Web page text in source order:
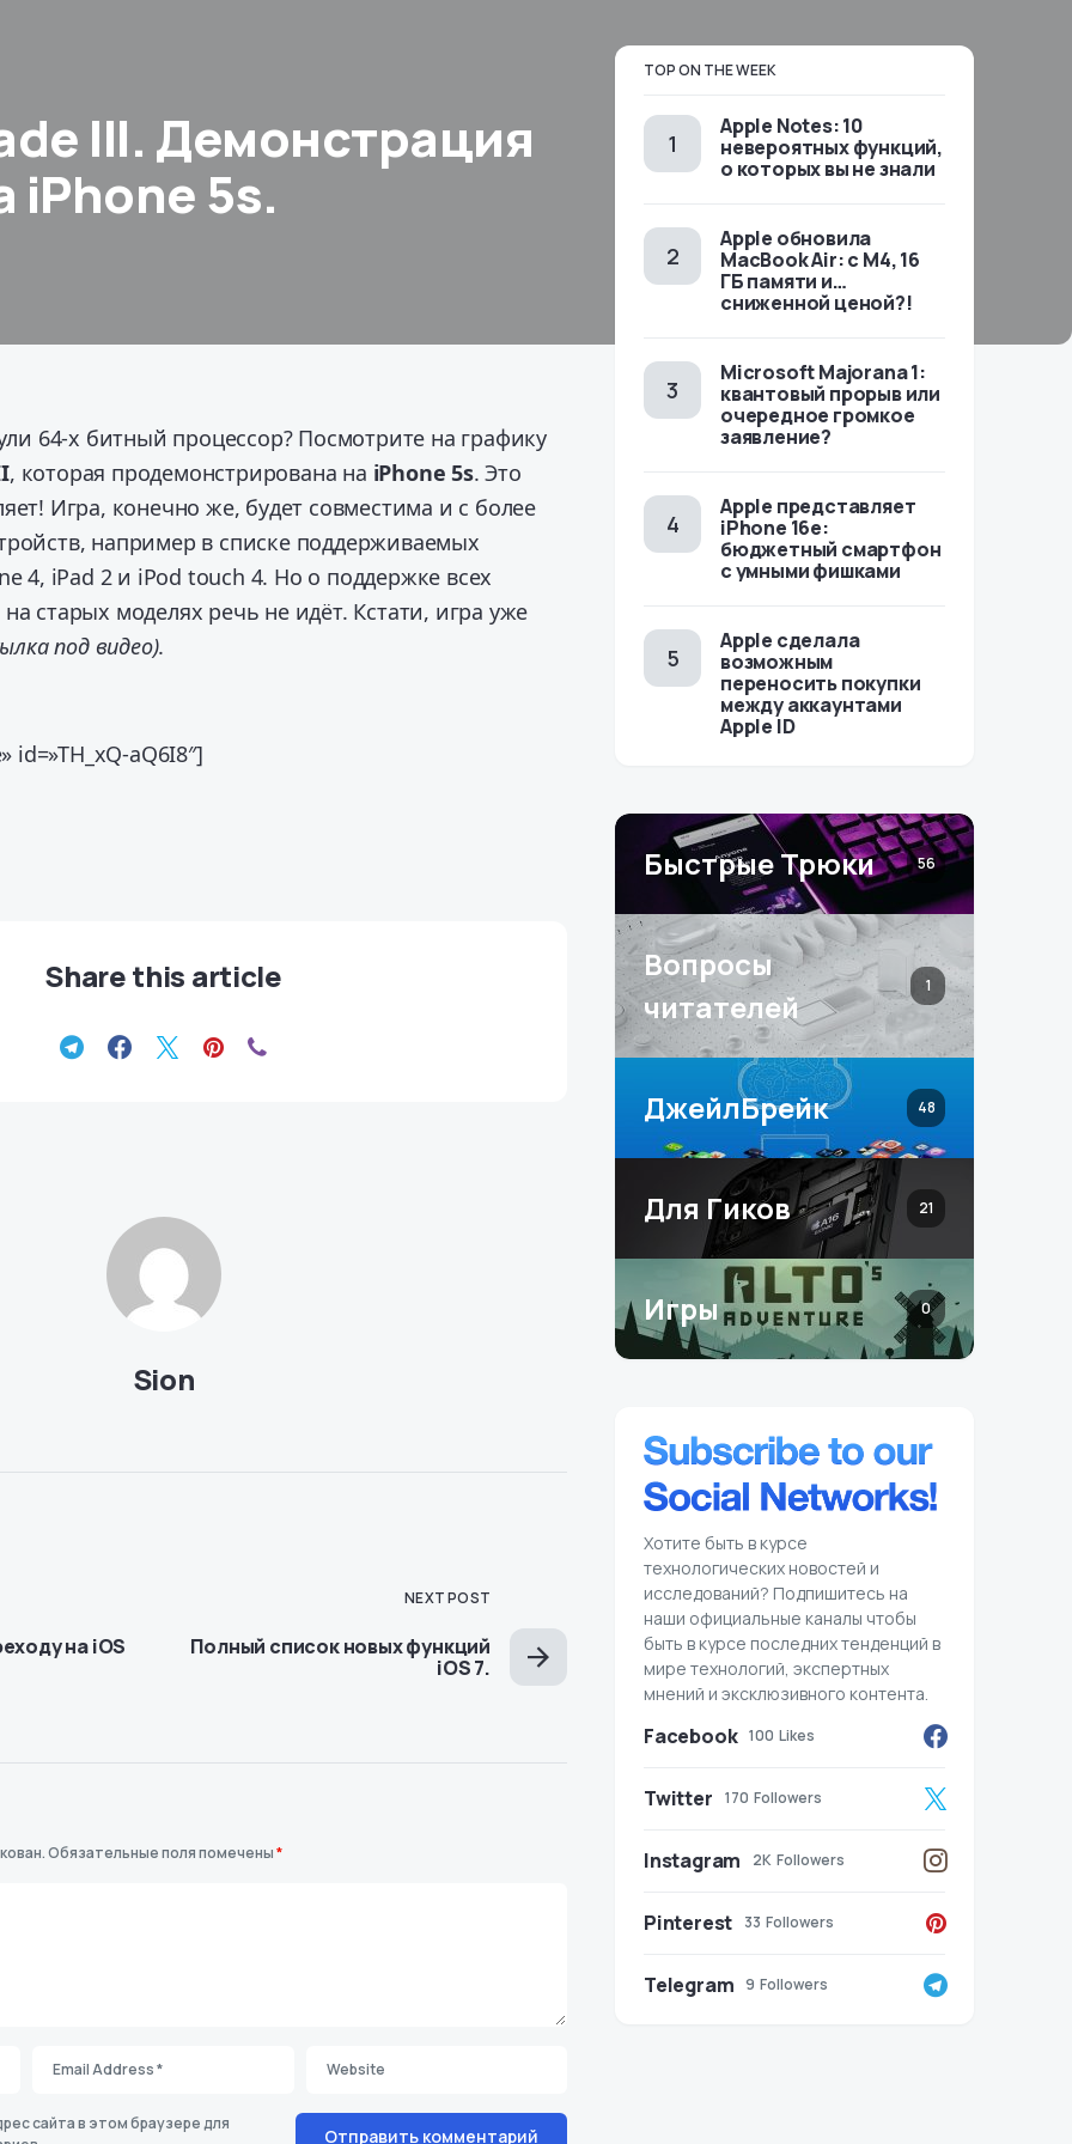
III. Демонстрация
iPhone 5s.
64-x битный процессор? Посмотрите на графику
, которая продемонстрирована на iPhone 5s. Это
Игра, конечно же, будет совместима и с более
например в списке поддерживаемых
4, iPad 2 и iPod touch 4. Но о поддержке всех
старых моделях речь не идёт. Кстати, игра уже
под видео).
id=»TH_xQ-aQ6I8″]
Share this article
Sion
на iOS
NEXT POST
Полный список новых функций
iOS 7.
Обязательные поля помечены*
сайта в этом браузере для
TOP ON THE WEEK
Apple Notes: 10
невероятных функций,
о которых вы не знали
Apple обновила
MacBook Air: с M4, 16
ГБ памяти и…
сниженной ценой?!
Microsoft Majorana 1:
квантовый прорыв или
очередное громкое
заявление?
Apple представляет
iPhone 16e:
бюджетный смартфон
с умными фишками
Apple сделала
возможным
переносить покупки
между аккаунтами
Apple ID
Быстрые Трюки 56
Вопросы
читателей
1
ДжейлБрейк 48
Для Гиков 21
Игры 0
Хотите быть в курсе
технологических новостей и
исследований? Подпишитесь на
наши официальные каналы чтобы
быть в курсе последних тенденций в
мире технологий, экспертных
мнений и эксклюзивного контента.
Facebook 100 Likes
Twitter 170 Followers
Instagram 2K Followers
Pinterest 33 Followers
Telegram 9 Followers